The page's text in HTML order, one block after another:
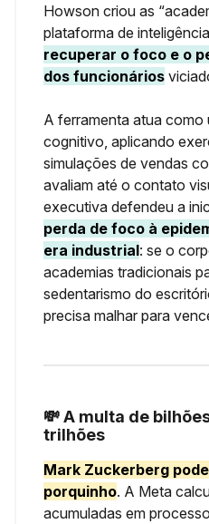
Howson criou as
plataforma de
recuperar o foco e o
dos funcionários
A ferramenta atua como
cognitivo, aplicando
simulações de vendas
avaliam até o contato
executiva defendeu a
perda de foco à
era industrial: se o
academias tradicionais
sedentarismo do
precisa malhar para
💸 A multa de
trilhões
Mark Zuckerberg
porquinho. A Meta
acumuladas em